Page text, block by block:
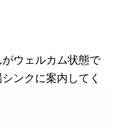
ウェルカム状態で
ンクに案内してく